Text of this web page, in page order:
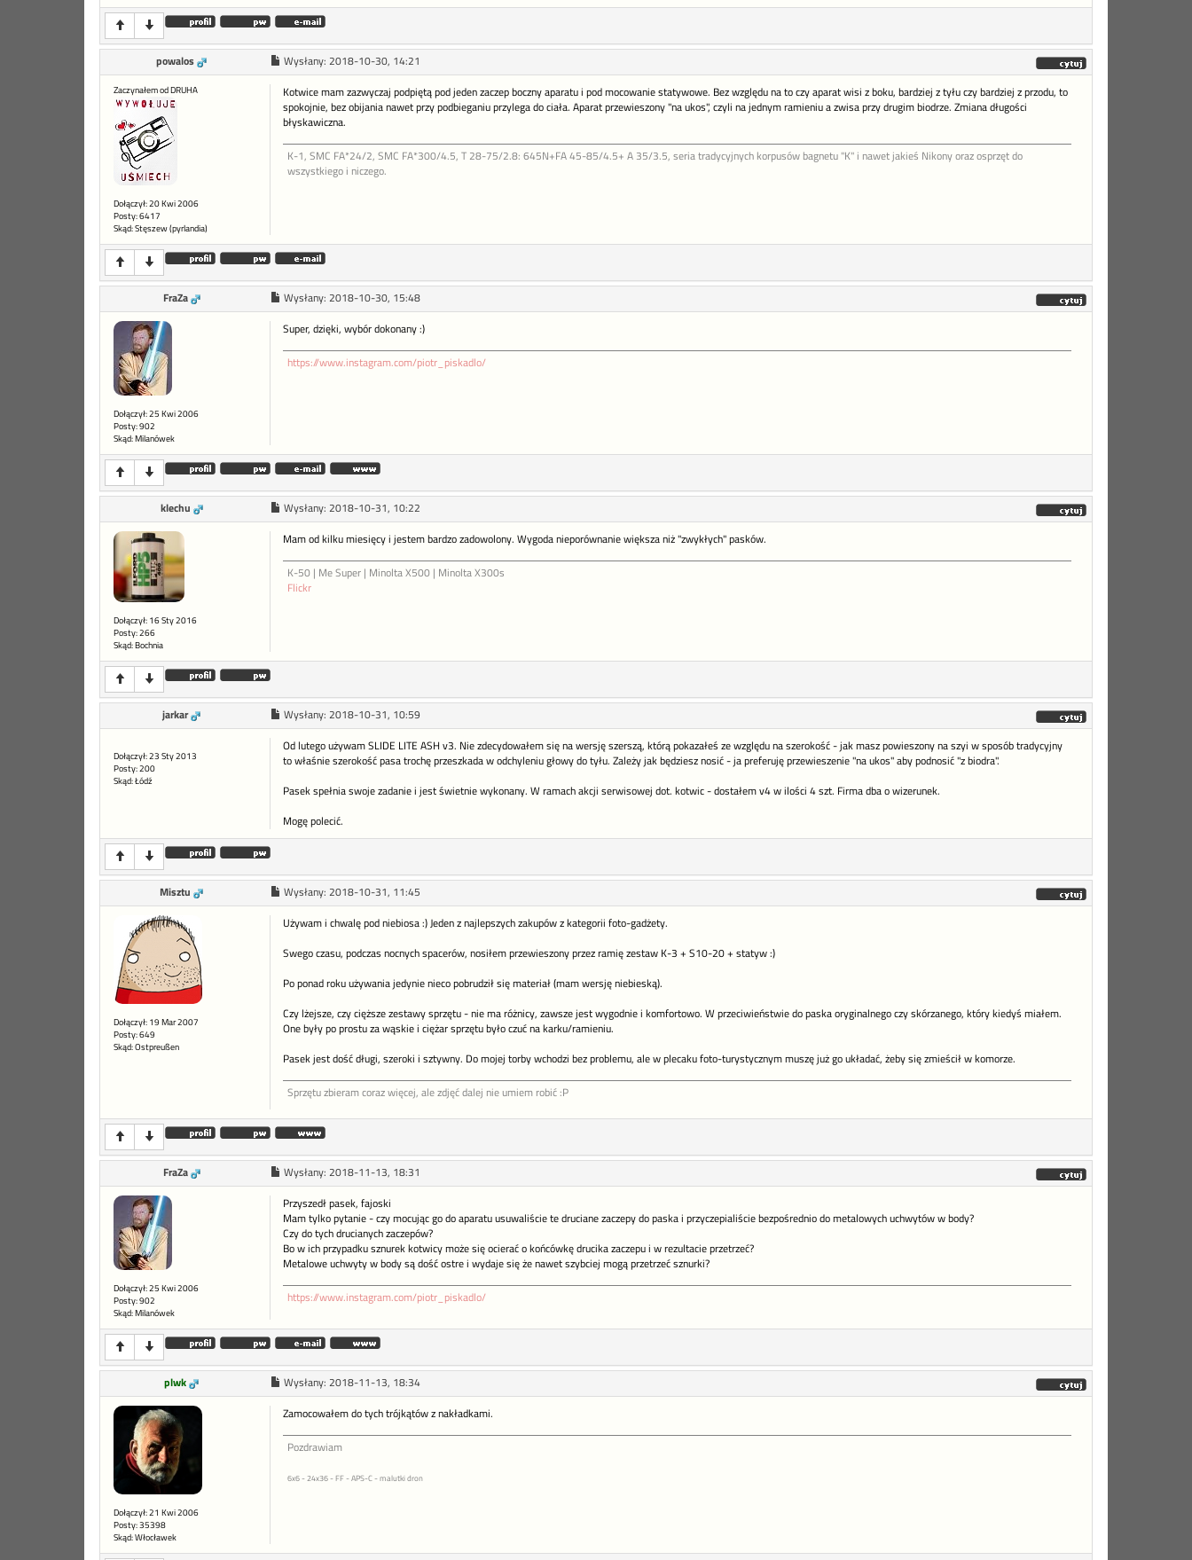
powalos Wysłany: 2018-10-30, 14:21
Zaczynałem od DRUHA
Dołączył: 20 Kwi 2006
Posty: 6417
Skąd: Stęszew (pyrlandia)
Kotwice mam zazwyczaj podpiętą pod jeden zaczep boczny aparatu i pod mocowanie statywowe. Bez względu na to czy aparat wisi z boku, bardziej z tyłu czy bardziej z przodu, to
spokojnie, bez obijania nawet przy podbieganiu przylega do ciała. Aparat przewieszony "na ukos", czyli na jednym ramieniu a zwisa przy drugim biodrze. Zmiana długości
błyskawiczna.
K-1, SMC FA*24/2, SMC FA*300/4.5, T 28-75/2.8: 645N+FA 45-85/4.5+ A 35/3.5, seria tradycyjnych korpusów bagnetu "K" i nawet jakieś Nikony oraz osprzęt do
wszystkiego i niczego.
FraZa Wysłany: 2018-10-30, 15:48
Dołączył: 25 Kwi 2006
Posty: 902
Skąd: Milanówek
Super, dzięki, wybór dokonany :)
https://www.instagram.com/piotr_piskadlo/
klechu Wysłany: 2018-10-31, 10:22
Dołączył: 16 Sty 2016
Posty: 266
Skąd: Bochnia
Mam od kilku miesięcy i jestem bardzo zadowolony. Wygoda nieporównanie większa niż "zwykłych" pasków.
K-50 | Me Super | Minolta X500 | Minolta X300s
Flickr
jarkar Wysłany: 2018-10-31, 10:59
Dołączył: 23 Sty 2013
Posty: 200
Skąd: Łódź
Od lutego używam SLIDE LITE ASH v3. Nie zdecydowałem się na wersję szerszą, którą pokazałeś ze względu na szerokość - jak masz powieszony na szyi w sposób tradycyjny
to właśnie szerokość pasa trochę przeszkada w odchyleniu głowy do tyłu. Zależy jak będziesz nosić - ja preferuję przewieszenie "na ukos" aby podnosić "z biodra".
Pasek spełnia swoje zadanie i jest świetnie wykonany. W ramach akcji serwisowej dot. kotwic - dostałem v4 w ilości 4 szt. Firma dba o wizerunek.
Mogę polecić.
Misztu Wysłany: 2018-10-31, 11:45
Dołączył: 19 Mar 2007
Posty: 649
Skąd: Ostpreußen
Używam i chwalę pod niebiosa :) Jeden z najlepszych zakupów z kategorii foto-gadżety.
Swego czasu, podczas nocnych spacerów, nosiłem przewieszony przez ramię zestaw K-3 + S10-20 + statyw :)
Po ponad roku używania jedynie nieco pobrudził się materiał (mam wersję niebieską).
Czy lżejsze, czy cięższe zestawy sprzętu - nie ma różnicy, zawsze jest wygodnie i komfortowo. W przeciwieństwie do paska oryginalnego czy skórzanego, który kiedyś miałem.
One były po prostu za wąskie i ciężar sprzętu było czuć na karku/ramieniu.
Pasek jest dość długi, szeroki i sztywny. Do mojej torby wchodzi bez problemu, ale w plecaku foto-turystycznym muszę już go układać, żeby się zmieścił w komorze.
Sprzętu zbieram coraz więcej, ale zdjęć dalej nie umiem robić :P
FraZa Wysłany: 2018-11-13, 18:31
Dołączył: 25 Kwi 2006
Posty: 902
Skąd: Milanówek
Przyszedł pasek, fajoski
Mam tylko pytanie - czy mocując go do aparatu usuwaliście te druciane zaczepy do paska i przyczepialiście bezpośrednio do metalowych uchwytów w body?
Czy do tych drucianych zaczepów?
Bo w ich przypadku sznurek kotwicy może się ocierać o końcówkę drucika zaczepu i w rezultacie przetrzeć?
Metalowe uchwyty w body są dość ostre i wydaje się że nawet szybciej mogą przetrzeć sznurki?
https://www.instagram.com/piotr_piskadlo/
plwk Wysłany: 2018-11-13, 18:34
Dołączył: 21 Kwi 2006
Posty: 35398
Skąd: Włocławek
Zamocowałem do tych trójkątów z nakładkami.
Pozdrawiam
6x6 - 24x36 - FF - APS-C - malutki dron